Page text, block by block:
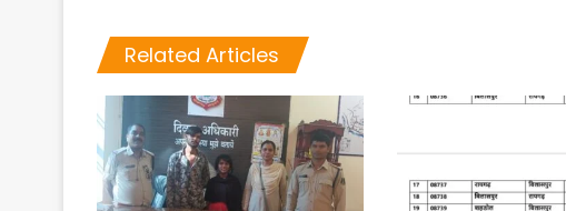
Related Articles